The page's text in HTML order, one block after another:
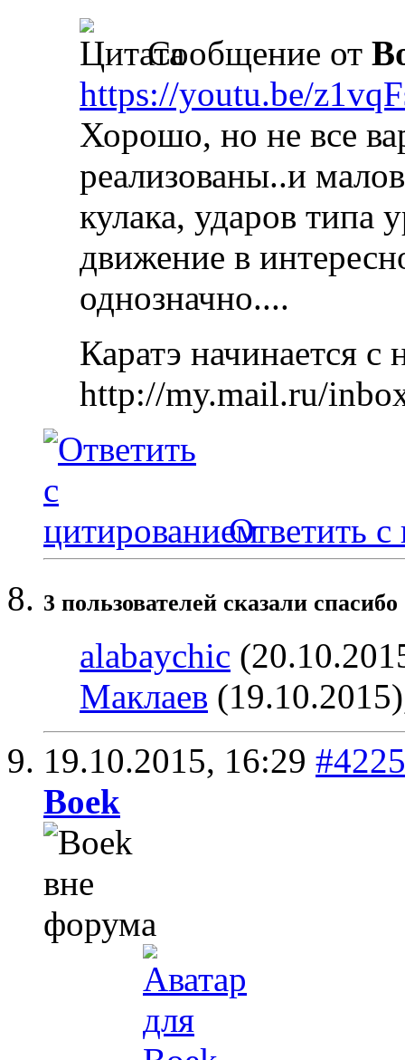
Сообщение от
https://youtu.be/
Хорошо, но не все
реализованы..и
кулака, ударов типа
движение в
однозначно....
Каратэ начинается с
http://my.mail.ru/
Ответить с
3 пользователей сказали
alabaychic
Маклаев
19.10.2015, 16:29 #4225
Boek